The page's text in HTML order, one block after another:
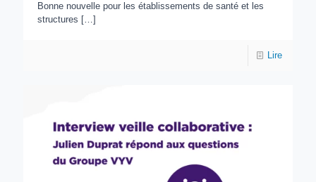
Bonne nouvelle pour les établissements de santé et les
structures […]
Lire